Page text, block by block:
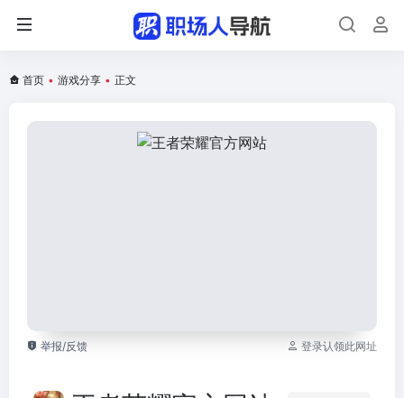
首页 • 游戏分享 • 正文
举报/反馈 登录认领此网址